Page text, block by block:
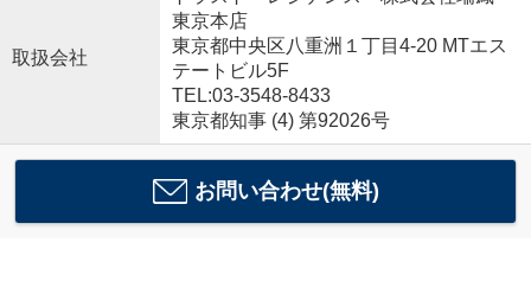
取扱会社
東京本店
東京都中央区八重洲１丁目4-20 MTエス
テートビル5F
TEL:03-3548-8433
東京都知事 (4) 第92026号
お問い合わせ(無料)